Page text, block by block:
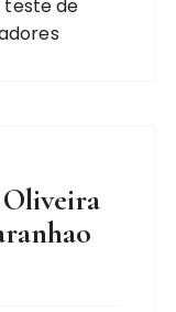
teste de